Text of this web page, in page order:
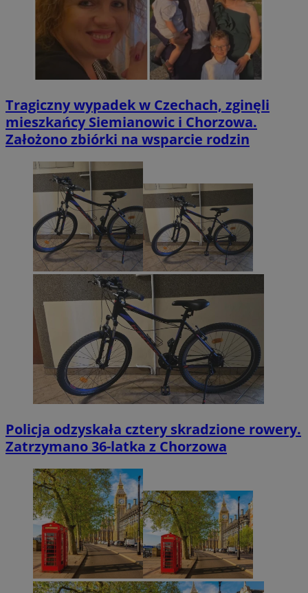
Tragiczny wypadek w Czechach, zginęli
mieszkańcy Siemianowic i Chorzowa.
Założono zbiórki na wsparcie rodzin
Policja odzyskała cztery skradzione rowery.
Zatrzymano 36-latka z Chorzowa